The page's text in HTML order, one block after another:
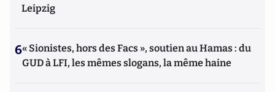
Leipzig
6« Sionistes, hors des Facs », soutien au Hamas : du
GUD à LFI, les mêmes slogans, la même haine